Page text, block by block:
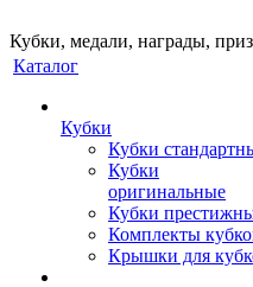
Кубки, медали, награды,
Каталог
Кубки
Кубки
Кубки
оригинальные
Кубки
Комплекты
Крышки для